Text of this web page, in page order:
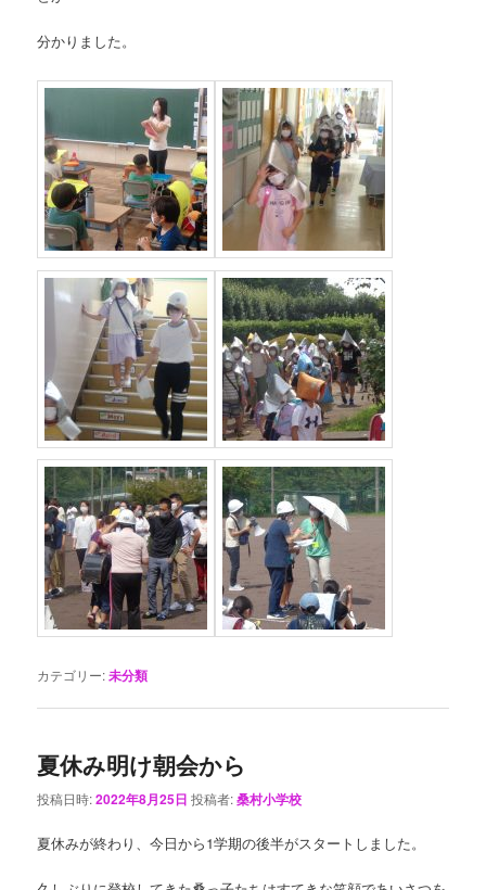
分かりました。
カテゴリー:未分類
夏休み明け朝会から
投稿日時:2022年8月25日 投稿者:桑村小学校
夏休みが終わり、今日から1学期の後半がスタートしました。